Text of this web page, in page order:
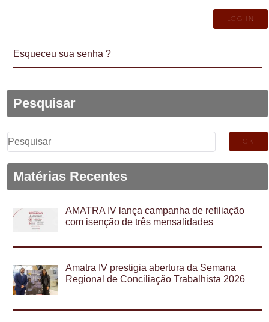
Esqueceu sua senha ?
Pesquisar
Pesquisar
por:
Matérias Recentes
AMATRA IV lança campanha de refiliação
com isenção de três mensalidades
Amatra IV prestigia abertura da Semana
Regional de Conciliação Trabalhista 2026